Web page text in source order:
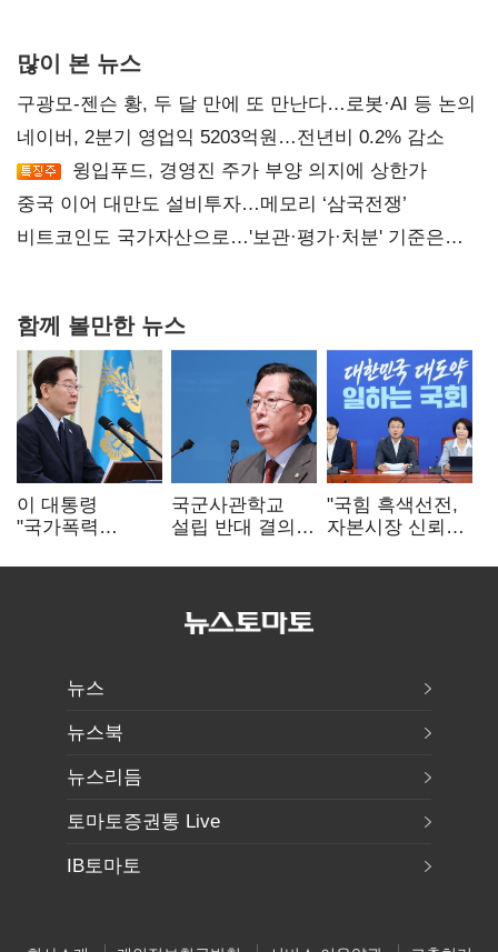
많이 본 뉴스
구광모-젠슨 황, 두 달 만에 또 만난다…로봇·AI 등 논의
네이버, 2분기 영업익 5203억원…전년비 0.2% 감소
윙입푸드, 경영진 주가 부양 의지에 상한가
중국 이어 대만도 설비투자…메모리 ‘삼국전쟁’
비트코인도 국가자산으로…'보관·평가·처분' 기준은
함께 볼만한 뉴스
이 대통령
"국가폭력
적극적 조사로
국군사관학교
설립 반대 결의안
"정치적 목적
"국힘 흑색선전,
자본시장 신뢰
경질하라"
뉴스
뉴스북
뉴스리듬
토마토증권통 Live
IB토마토